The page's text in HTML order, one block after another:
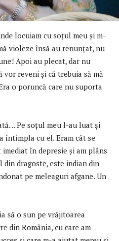
locuiam cu soțul meu și m-
violeze însă au renunțat, nu
Apoi au plecat, dar nu
vor reveni și că trebuia să mă
o poruncă care nu suporta
Pe soțul meu l-au luat și
întîmpla cu el. Eram cât se
în depresie și am plâns
din dragoste, este indian din
pe meleaguri afgane. Un
să o sun pe vrăjitoarea
din România, cu care am